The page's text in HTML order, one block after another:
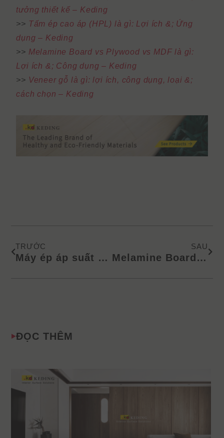
tưởng thiết kế – Keding
>> Tấm ép cao áp (HPL) là gì: Lợi ích &; Ứng
dụng – Keding
>> Melamine Board vs Plywood vs MDF là gì:
Lợi ích &; Công dụng – Keding
>> Veneer gỗ là gì: lợi ích, công dụng, loại &;
cách chọn – Keding
TRƯỚC
Máy ép áp suất cao (HPL) là gì: Lợi ích &; Ứng dụng
SAU
Melamine Board vs Plywood vs MDF là gì: Lợi ích &; Công dụng
ĐỌC THÊM